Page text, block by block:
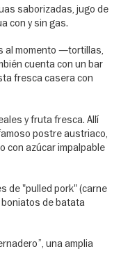
saborizadas, jugo de
con y sin gas.
al momento —tortillas,
cuenta con un bar
fresca casera con
y fruta fresca. Allí
postre austriaco,
con azúcar impalpable
de "pulled pork" (carne
de batata
una amplia